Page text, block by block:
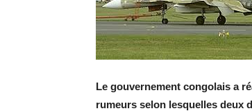
Le gouvernement congolais a
rumeurs selon lesquelles deux